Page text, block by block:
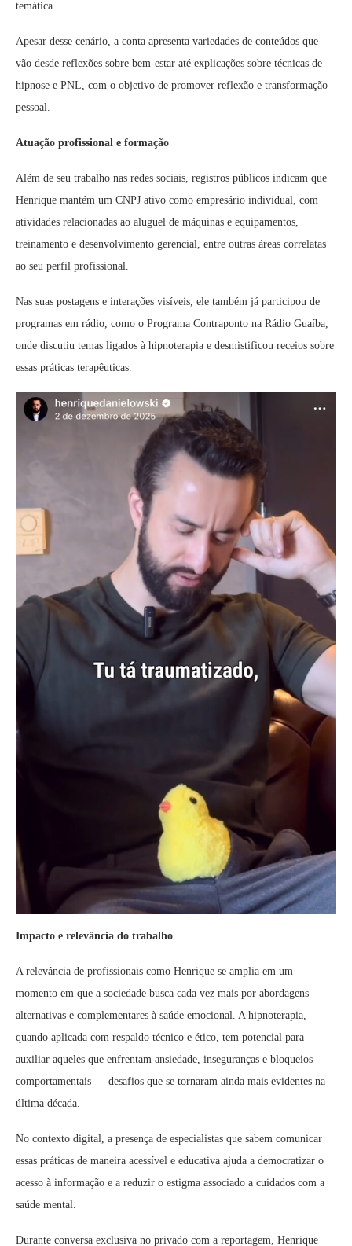
temática.
Apesar desse cenário, a conta apresenta variedades de conteúdos que
vão desde reflexões sobre bem-estar até explicações sobre técnicas de
hipnose e PNL, com o objetivo de promover reflexão e transformação
pessoal.
Atuação profissional e formação
Além de seu trabalho nas redes sociais, registros públicos indicam que
Henrique mantém um CNPJ ativo como empresário individual, com
atividades relacionadas ao aluguel de máquinas e equipamentos,
treinamento e desenvolvimento gerencial, entre outras áreas correlatas
ao seu perfil profissional.
Nas suas postagens e interações visíveis, ele também já participou de
programas em rádio, como o Programa Contraponto na Rádio Guaíba,
onde discutiu temas ligados à hipnoterapia e desmistificou receios sobre
essas práticas terapêuticas.
Impacto e relevância do trabalho
A relevância de profissionais como Henrique se amplia em um
momento em que a sociedade busca cada vez mais por abordagens
alternativas e complementares à saúde emocional. A hipnoterapia,
quando aplicada com respaldo técnico e ético, tem potencial para
auxiliar aqueles que enfrentam ansiedade, inseguranças e bloqueios
comportamentais — desafios que se tornaram ainda mais evidentes na
última década.
No contexto digital, a presença de especialistas que sabem comunicar
essas práticas de maneira acessível e educativa ajuda a democratizar o
acesso à informação e a reduzir o estigma associado a cuidados com a
saúde mental.
Durante conversa exclusiva no privado com a reportagem, Henrique